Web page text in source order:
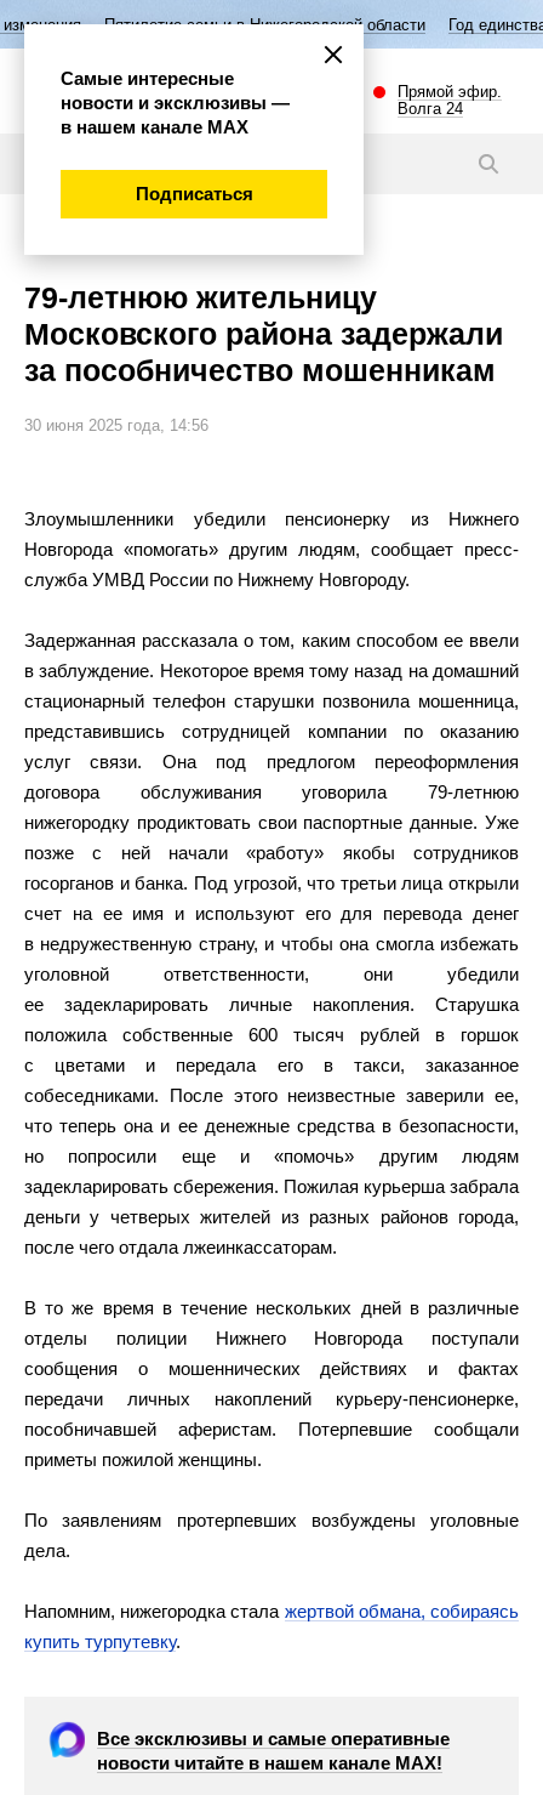
семьи в Нижегородской области Год единства народов
Прямой эфир.
Волга 24
79-летнюю жительницу
Московского района задержали
за пособничество мошенникам
30 июня 2025 года, 14:56
Злоумышленники убедили пенсионерку из Нижнего
Новгорода «помогать» другим людям, сообщает пресс-
служба УМВД России по Нижнему Новгороду.
Задержанная рассказала о том, каким способом ее ввели
в заблуждение. Некоторое время тому назад на домашний
стационарный телефон старушки позвонила мошенница,
представившись сотрудницей компании по оказанию
услуг связи. Она под предлогом переоформления
договора обслуживания уговорила 79-летнюю
нижегородку продиктовать свои паспортные данные. Уже
позже с ней начали «работу» якобы сотрудников
госорганов и банка. Под угрозой, что третьи лица открыли
счет на ее имя и используют его для перевода денег
в недружественную страну, и чтобы она смогла избежать
уголовной ответственности, они убедили
ее задекларировать личные накопления. Старушка
положила собственные 600 тысяч рублей в горшок
с цветами и передала его в такси, заказанное
собеседниками. После этого неизвестные заверили ее,
что теперь она и ее денежные средства в безопасности,
но попросили еще и «помочь» другим людям
задекларировать сбережения. Пожилая курьерша забрала
деньги у четверых жителей из разных районов города,
после чего отдала лжеинкассаторам.
В то же время в течение нескольких дней в различные
отделы полиции Нижнего Новгорода поступали
сообщения о мошеннических действиях и фактах
передачи личных накоплений курьеру-пенсионерке,
пособничавшей аферистам. Потерпевшие сообщали
приметы пожилой женщины.
По заявлениям протерпевших возбуждены уголовные
дела.
Напомним, нижегородка стала жертвой обмана, собираясь
купить турпутевку.
Все эксклюзивы и самые оперативные
новости читайте в нашем канале МАХ!
Самые интересные
новости и эксклюзивы —
в нашем канале МАХ
Подписаться